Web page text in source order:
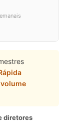
volume
diretores